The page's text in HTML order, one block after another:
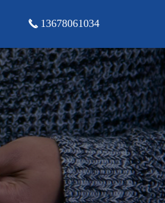
끅 13678061034